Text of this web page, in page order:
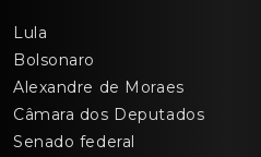
Lula
Bolsonaro
Alexandre de Moraes
Câmara dos Deputados
Senado federal